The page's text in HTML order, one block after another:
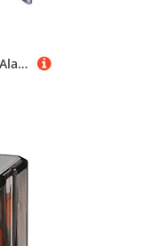
Berger & Schröter Hunting Alarm 31623 Tiermelder Funk